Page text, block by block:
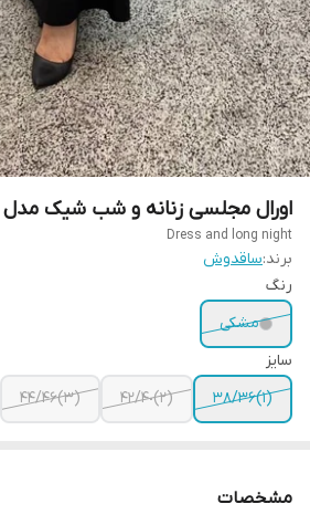
اورال مجلسی زنانه و شب شیک مدل
Dress and long night
برند:ساقدوش
رنگ
مشکی
سایز
(١)٣۶/٣٨
(٢)۴٠/۴٢ (٣)۴۴/۴۶
مشخصات